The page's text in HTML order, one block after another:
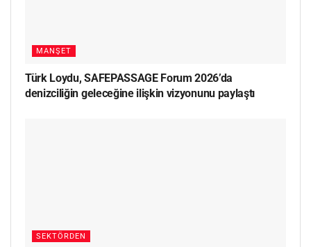
MANŞET
Türk Loydu, SAFEPASSAGE Forum 2026’da
denizciliğin geleceğine ilişkin vizyonunu paylaştı
SEKTÖRDEN